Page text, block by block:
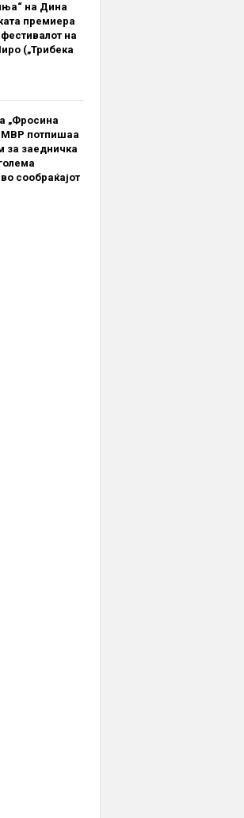
на Дина
премиера
на
(„Трибека
„Фросина
МВР потпишаа
за заедничка
сообраќајот